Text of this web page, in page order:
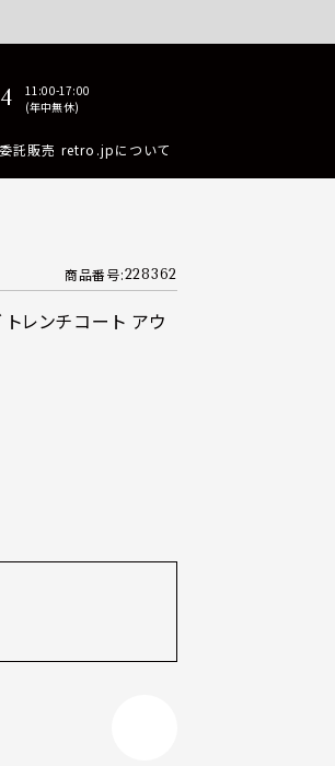
能（返品NG記載品を除く）
11:00-17:00
(年中無休)
委託販売 retro.jpについて
商品番号 228362
レンチコート アウ